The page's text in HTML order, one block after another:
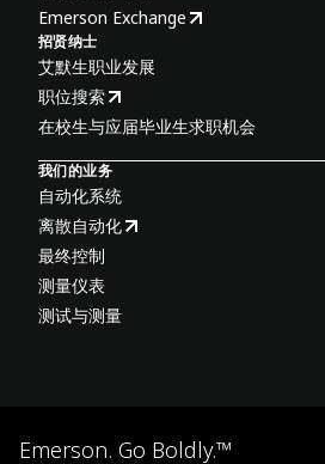
Emerson Exchange
招贤纳士
艾默生职业发展
职位搜索
在校生与应届毕业生求职机会
我们的业务
自动化系统
离散自动化
最终控制
测量仪表
测试与测量
Emerson. Go Boldly.™